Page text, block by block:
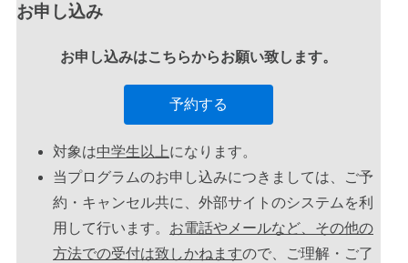
お申し込み
お申し込みはこちらからお願い致します。
予約する
対象は中学生以上になります。
当プログラムのお申し込みにつきましては、ご予
約・キャンセル共に、外部サイトのシステムを利
用して行います。 お電話やメールなど、その他の
方法での受付は致しかねますので、ご理解・ご了